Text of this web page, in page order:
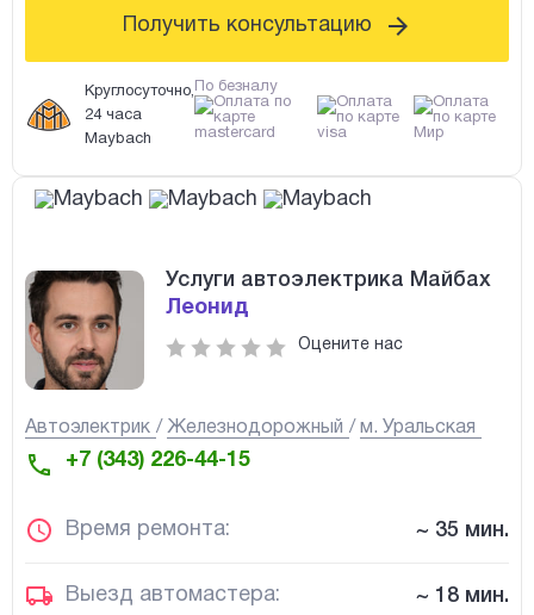
Получить консультацию
Круглосуточно,
24 часа
Maybach
По безналу
Услуги автоэлектрика Майбах
Леонид
Оцените нас
Автоэлектрик Железнодорожный м. Уральская
+7 (343) 226-44-15
Время ремонта: ~ 35 мин.
Выезд автомастера: ~ 18 мин.